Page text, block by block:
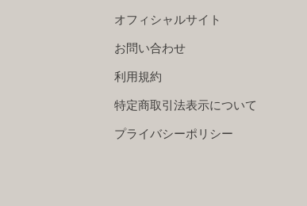
オフィシャルサイト
お問い合わせ
利用規約
特定商取引法表示について
プライバシーポリシー